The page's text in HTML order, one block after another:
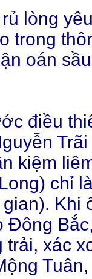
lòng
trong
oán
điều
kiệm
chỉ
Khi
Đông
trải, xác